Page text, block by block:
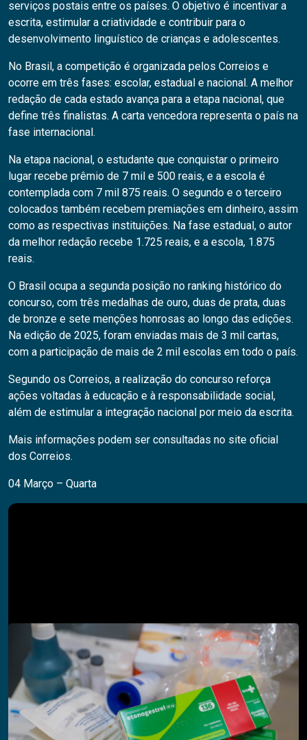
serviços postais entre os países. O objetivo é incentivar a
escrita, estimular a criatividade e contribuir para o
desenvolvimento linguístico de crianças e adolescentes.
No Brasil, a competição é organizada pelos Correios e
ocorre em três fases: escolar, estadual e nacional. A melhor
redação de cada estado avança para a etapa nacional, que
define três finalistas. A carta vencedora representa o país na
fase internacional.
Na etapa nacional, o estudante que conquistar o primeiro
lugar recebe prêmio de 7 mil e 500 reais, e a escola é
contemplada com 7 mil 875 reais. O segundo e o terceiro
colocados também recebem premiações em dinheiro, assim
como as respectivas instituições. Na fase estadual, o autor
da melhor redação recebe 1.725 reais, e a escola, 1.875
reais.
O Brasil ocupa a segunda posição no ranking histórico do
concurso, com três medalhas de ouro, duas de prata, duas
de bronze e sete menções honrosas ao longo das edições.
Na edição de 2025, foram enviadas mais de 3 mil cartas,
com a participação de mais de 2 mil escolas em todo o país.
Segundo os Correios, a realização do concurso reforça
ações voltadas à educação e à responsabilidade social,
além de estimular a integração nacional por meio da escrita.
Mais informações podem ser consultadas no site oficial
dos Correios.
04 Março – Quarta